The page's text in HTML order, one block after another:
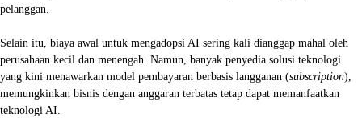
pelanggan.
Selain itu, biaya awal untuk mengadopsi AI sering kali dianggap mahal oleh
perusahaan kecil dan menengah. Namun, banyak penyedia solusi teknologi
yang kini menawarkan model pembayaran berbasis langganan (subscription),
memungkinkan bisnis dengan anggaran terbatas tetap dapat memanfaatkan
teknologi AI.